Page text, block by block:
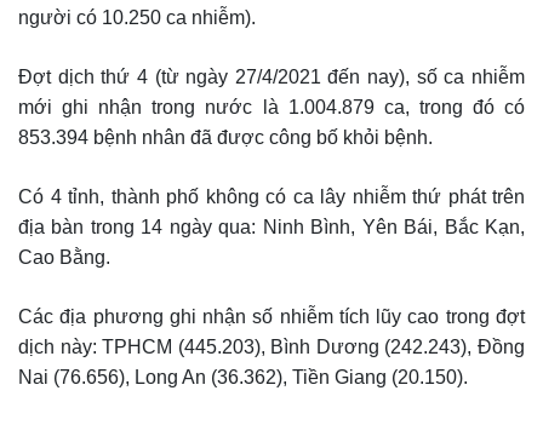
người có 10.250 ca nhiễm).
Đợt dịch thứ 4 (từ ngày 27/4/2021 đến nay), số ca nhiễm
mới ghi nhận trong nước là 1.004.879 ca, trong đó có
853.394 bệnh nhân đã được công bố khỏi bệnh.
Có 4 tỉnh, thành phố không có ca lây nhiễm thứ phát trên
địa bàn trong 14 ngày qua: Ninh Bình, Yên Bái, Bắc Kạn,
Cao Bằng.
Các địa phương ghi nhận số nhiễm tích lũy cao trong đợt
dịch này: TPHCM (445.203), Bình Dương (242.243), Đồng
Nai (76.656), Long An (36.362), Tiền Giang (20.150).